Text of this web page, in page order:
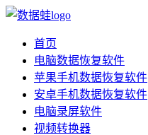
首页
电脑数据恢复软件
苹果手机数据恢复软件
安卓手机数据恢复软件
电脑录屏软件
视频转换器